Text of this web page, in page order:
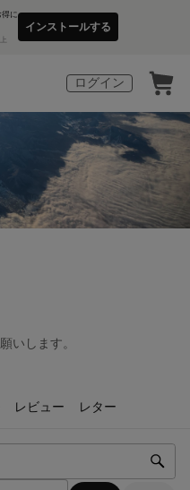
得に
インストールする
ログイン
いします。
レビュー レター